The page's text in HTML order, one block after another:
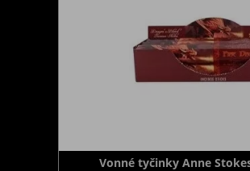
Vonné tyčinky Anne